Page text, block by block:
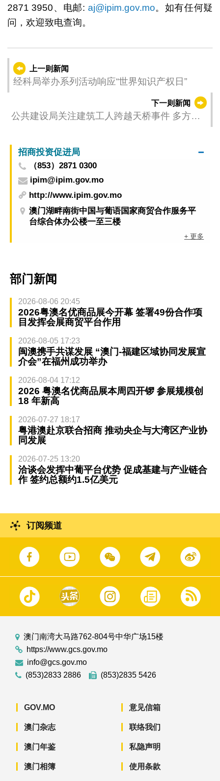
2871 3950、电邮: aj@ipim.gov.mo。如有任何疑
问，欢迎致电查询。
上一则新闻
经科局举办系列活动响应“世界知识产权日”
下一则新闻
公共建设局关注建筑工人跨越天桥事件 多方面
招商投资促进局
（853）2871 0300
ipim@ipim.gov.mo
http://www.ipim.gov.mo
澳门湖畔南街中国与葡语国家商贸合作服务平
台综合体办公楼一至三楼
+ 更多
部门新闻
2026-08-06 20:45
2026粤澳名优商品展今开幕 签署49份合作项
目发挥会展商贸平台作用
2026-08-05 17:23
闽澳携手共谋发展 “澳门-福建区域协同发展宣
介会”在福州成功举办
2026-08-04 17:12
2026 粤澳名优商品展本周四开锣 参展规模创
18 年新高
2026-07-27 18:17
粤港澳赴京联合招商 推动央企与大湾区产业协
同发展
2026-07-25 13:20
洽谈会发挥中葡平台优势 促成基建与产业链合
作 签约总额约1.5亿美元
订阅频道
澳门南湾大马路762-804号中华广场15楼
https://www.gcs.gov.mo
info@gcs.gov.mo
(853)2833 2886
(853)2835 5426
GOV.MO
澳门杂志
澳门年鉴
澳门相簿
意见信箱
联络我们
私隐声明
使用条款